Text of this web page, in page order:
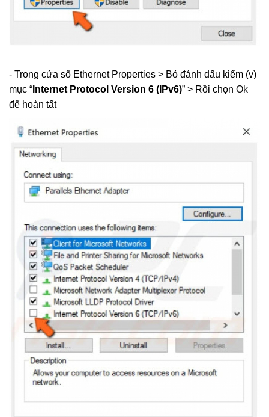
- Trong cửa sổ Ethernet Properties > Bỏ đánh dấu kiểm (v)
mục “ Internet Protocol Version 6 (IPv6)” > Rồi chọn Ok
để hoàn tất